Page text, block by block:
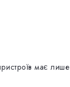
має лише